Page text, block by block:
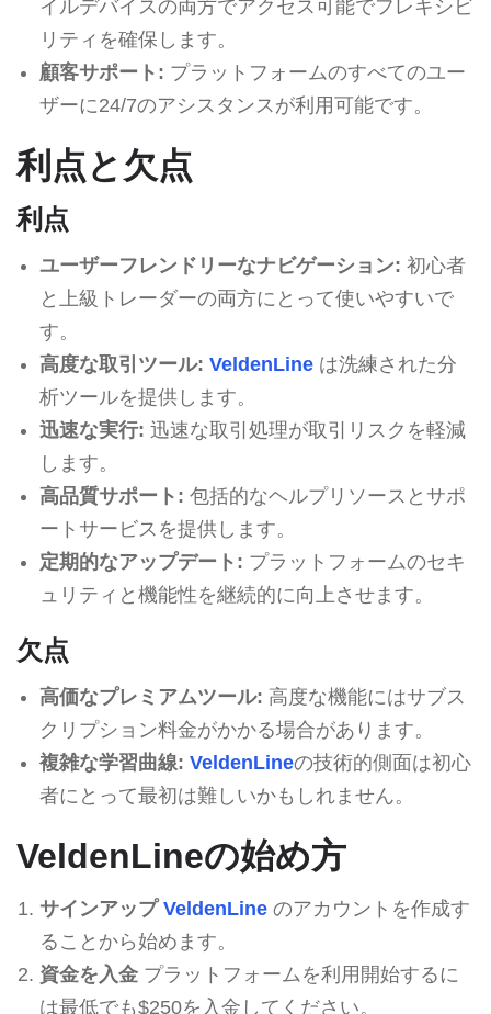
イルデバイスの両方でアクセス可能でフレキシビ
リティを確保します。
顧客サポート: プラットフォームのすべてのユー
ザーに24/7のアシスタンスが利用可能です。
利点と欠点
利点
ユーザーフレンドリーなナビゲーション: 初心者
と上級トレーダーの両方にとって使いやすいで
す。
高度な取引ツール: VeldenLineは洗練された分
析ツールを提供します。
迅速な実行: 迅速な取引処理が取引リスクを軽減
します。
高品質サポート: 包括的なヘルプリソースとサポ
ートサービスを提供します。
定期的なアップデート: プラットフォームのセキ
ュリティと機能性を継続的に向上させます。
欠点
高価なプレミアムツール: 高度な機能にはサブス
クリプション料金がかかる場合があります。
複雑な学習曲線: VeldenLineの技術的側面は初心
者にとって最初は難しいかもしれません。
VeldenLineの始め方
サインアップ VeldenLineのアカウントを作成す
ることから始めます。
資金を入金プラットフォームを利用開始するに
は最低でも$250を入金してください。